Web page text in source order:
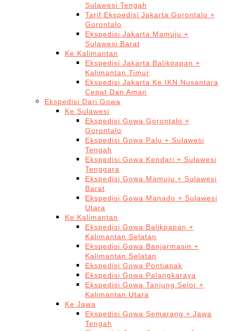
Sulawesi Tengah
Tarif Ekspedisi Jakarta Gorontalo +
Gorontalo
Ekspedisi Jakarta Mamuju +
Sulawesi Barat
Ke Kalimantan
Ekspedisi Jakarta Balikpapan +
Kalimantan Timur
Ekspedisi Jakarta Ke IKN Nusantara
Cepat Dan Aman
Ekspedisi Dari Gowa
Ke Sulawesi
Ekspedisi Gowa Gorontalo +
Gorontalo
Ekspedisi Gowa Palu + Sulawesi
Tengah
Ekspedisi Gowa Kendari + Sulawesi
Tenggara
Ekspedisi Gowa Mamuju + Sulawesi
Barat
Ekspedisi Gowa Manado + Sulawesi
Utara
Ke Kalimantan
Ekspedisi Gowa Balikpapan +
Kalimantan Selatan
Ekspedisi Gowa Banjarmasin +
Kalimantan Selatan
Ekspedisi Gowa Pontianak
Ekspedisi Gowa Palangkaraya
Ekspedisi Gowa Tanjung Selor +
Kalimantan Utara
Ke Jawa
Ekspedisi Gowa Semarang + Jawa
Tengah